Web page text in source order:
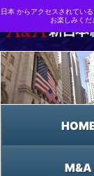
M&A
日本 からアクセスされてい
お楽しみくだ